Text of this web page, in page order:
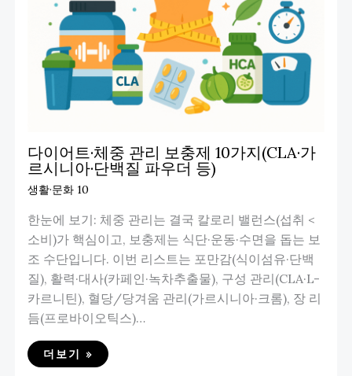
다이어트·체중 관리 보충제 10가지(CLA·가
르시니아·단백질 파우더 등)
생활·문화 10
한눈에 보기: 체중 관리는 결국 칼로리 밸런스(섭취 <
소비)가 핵심이고, 보충제는 식단·운동·수면을 돕는 보
조 수단입니다. 이번 리스트는 포만감(식이섬유·단백
질), 활력·대사(카페인·녹차추출물), 구성 관리(CLA·L-
카르니틴), 혈당/당겨움 관리(가르시니아·크롬), 장 리
듬(프로바이오틱스)…
더보기 »